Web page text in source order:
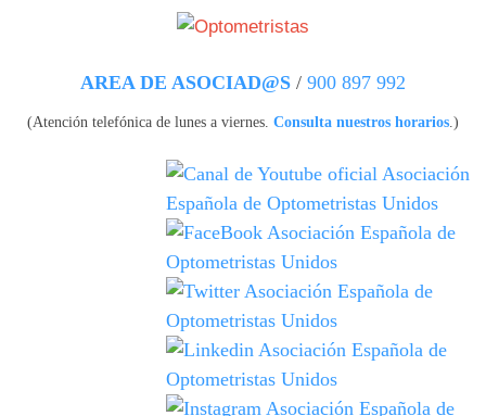
Pasar al contenido principal
AREA DE ASOCIAD@S / 900 897 992
(Atención telefónica de lunes a viernes. Consulta nuestros horarios.)